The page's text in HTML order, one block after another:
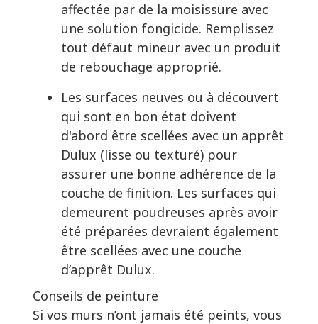
affectée par de la moisissure avec
une solution fongicide. Remplissez
tout défaut mineur avec un produit
de rebouchage approprié.
Les surfaces neuves ou à découvert
qui sont en bon état doivent
d'abord être scellées avec un apprêt
Dulux (lisse ou texturé) pour
assurer une bonne adhérence de la
couche de finition. Les surfaces qui
demeurent poudreuses après avoir
été préparées devraient également
être scellées avec une couche
d’apprêt Dulux.
Conseils de peinture
Si vos murs n’ont jamais été peints, vous